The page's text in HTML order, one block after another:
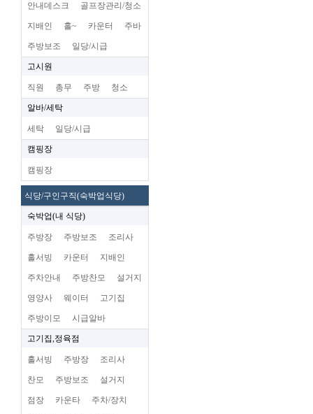
안내데스크 골프장관리/청소
지배인 홀~ 카운터 주바
주방보조 일당/시급
고시원
직원 총무 주방 청소
알바/세탁
세탁 일당/시급
캠핑장
캠핑장
식당/구인구직(숙박업식당)
숙박업(내 식당)
주방장 주방보조 조리사
홀서빙 카운터 지배인
주차안내 주방찬모 설거지
영양사 웨이터 고기집
주방이모 시급알바
고기집,정육점
홀서빙 주방장 조리사
찬모 주방보조 설거지
점장 카운타 주차/장치